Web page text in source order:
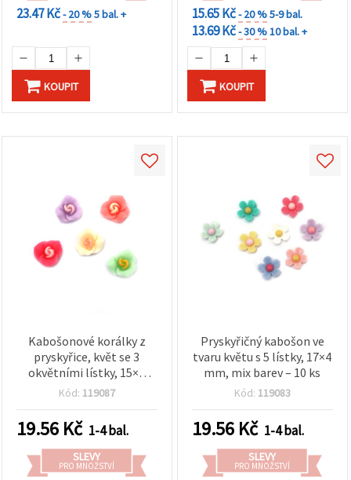
23.47 Kč- 20 %5 bal. +
KOUPIT
15.65 Kč- 20 %5-9 bal.
13.69 Kč- 30 %10 bal. +
KOUPIT
Kabošonové korálky z
pryskyřice, květ se 3
okvětními lístky, 15×5
mm, mix barev – 10 ks
Kód: 119087
19.56 Kč 1-4 bal.
SLEVY
PRO MNOŽSTVÍ
Pryskyřičný kabošon ve
tvaru květu s 5 lístky, 17×4
mm, mix barev – 10 ks
Kód: 119083
19.56 Kč 1-4 bal.
SLEVY
PRO MNOŽSTVÍ